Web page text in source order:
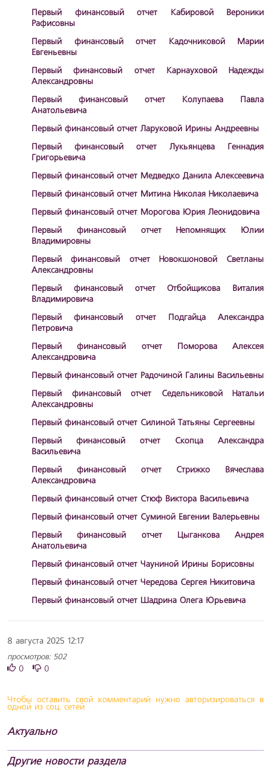
Первый финансовый отчет Кабировой Вероники
Рафисовны
Первый финансовый отчет Кадочниковой Марии
Евгеньевны
Первый финансовый отчет Карнауховой Надежды
Александровны
Первый финансовый отчет Колупаева Павла
Анатольевича
Первый финансовый отчет Ларуковой Ирины Андреевны
Первый финансовый отчет Лукьянцева Геннадия
Григорьевича
Первый финансовый отчет Медведко Данила Алексеевича
Первый финансовый отчет Митина Николая Николаевича
Первый финансовый отчет Морогова Юрия Леонидовича
Первый финансовый отчет Непомнящих Юлии
Владимировны
Первый финансовый отчет Новокшоновой Светланы
Александровны
Первый финансовый отчет Отбойщикова Виталия
Владимировича
Первый финансовый отчет Подгайца Александра
Петровича
Первый финансовый отчет Поморова Алексея
Александровича
Первый финансовый отчет Радочиной Галины Васильевны
Первый финансовый отчет Седельниковой Натальи
Александровны
Первый финансовый отчет Силиной Татьяны Сергеевны
Первый финансовый отчет Скопца Александра
Васильевича
Первый финансовый отчет Стрижко Вячеслава
Александровича
Первый финансовый отчет Стюф Виктора Васильевича
Первый финансовый отчет Суминой Евгении Валерьевны
Первый финансовый отчет Цыганкова Андрея
Анатольевича
Первый финансовый отчет Чауниной Ирины Борисовны
Первый финансовый отчет Чередова Сергея Никитовича
Первый финансовый отчет Шадрина Олега Юрьевича
8 августа 2025 12:17
просмотров: 502
0 0
Чтобы оставить свой комментарий нужно авторизироваться в
одной из соц. сетей
Актуально
Другие новости раздела